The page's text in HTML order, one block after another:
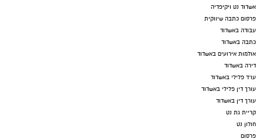
אשדוד נט ויקיפדיה
פרסום כתבה שיווקית
עבודה באשדוד
כתבה באשדוד
אולמות אירועים באשדוד
דירה באשדוד
עו"ד פלילי באשדוד
עורך דין פלילי באשדוד
עורך דין באשדוד
קריית גת נט
חולון נט
פרסום